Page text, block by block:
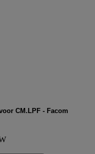
CM.LPF - Facom